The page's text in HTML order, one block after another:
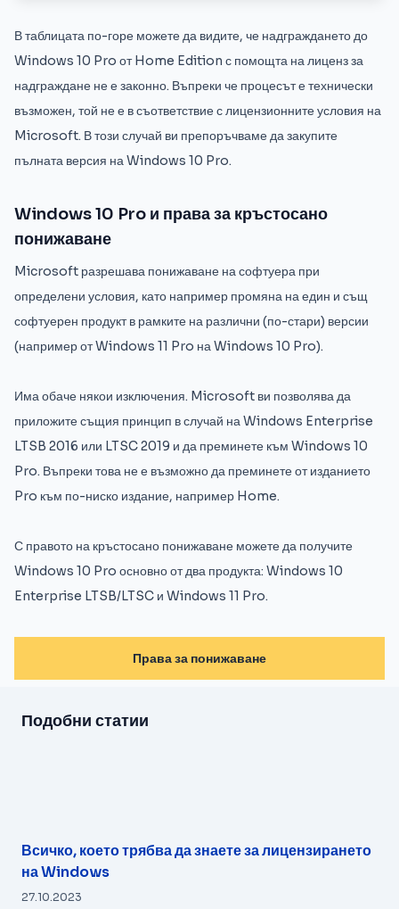
В таблицата по-горе можете да видите, че надграждането до
Windows 10 Pro от Home Edition с помощта на лиценз за
надграждане не е законно. Въпреки че процесът е технически
възможен, той не е в съответствие с лицензионните условия на
Microsoft. В този случай ви препоръчваме да закупите
пълната версия на Windows 10 Pro.
Windows 10 Pro и права за кръстосано
понижаване
Microsoft разрешава понижаване на софтуера при
определени условия, като например промяна на един и същ
софтуерен продукт в рамките на различни (по-стари) версии
(например от Windows 11 Pro на Windows 10 Pro).
Има обаче някои изключения. Microsoft ви позволява да
приложите същия принцип в случай на Windows Enterprise
LTSB 2016 или LTSC 2019 и да преминете към Windows 10
Pro. Въпреки това не е възможно да преминете от изданието
Pro към по-ниско издание, например Home.
С правото на кръстосано понижаване можете да получите
Windows 10 Pro основно от два продукта: Windows 10
Enterprise LTSB/LTSC и Windows 11 Pro.
Права за понижаване
Подобни статии
Всичко, което трябва да знаете за лицензирането
на Windows
27.10.2023